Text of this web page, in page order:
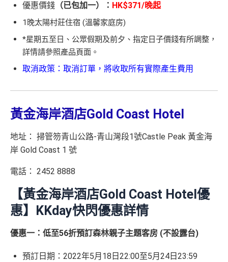
優惠價錢 （已包加一）： HK$371/晚起
1晚太陽村莊住宿 (溫馨家庭房)
*星期五至日、公眾假期及前夕、指定日子價錢有所調整，
詳情請參照產品頁面。
取消政策：取消訂單，將收取所有實際產生費用
黃金海岸酒店Gold Coast Hotel
地址： 掃管笏青山公路-青山灣段1號Castle Peak 黃金海
岸 Gold Coast 1 號
電話： 2452 8888
【黃金海岸酒店Gold Coast Hotel優
惠】KKday快閃優惠詳情
優惠一：低至56折預訂森林親子主題客房 (不設露台)
預訂日期：2022年5月18日22:00至5月24日23:59